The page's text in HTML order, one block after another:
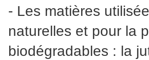
- Les matières
naturelles et pour la
biodégradables : la